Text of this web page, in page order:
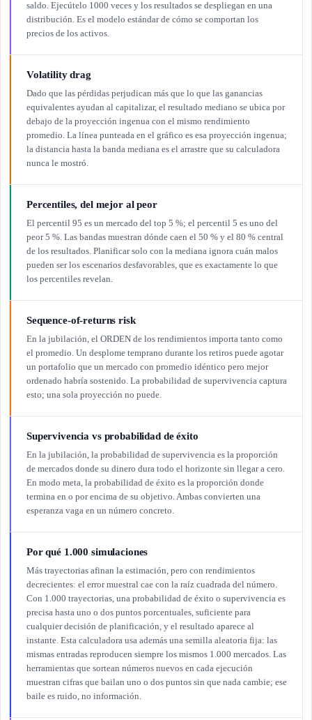
saldo. Ejecútelo 1000 veces y los resultados se despliegan en una
distribución. Es el modelo estándar de cómo se comportan los
precios de los activos.
Volatility drag
Dado que las pérdidas perjudican más que lo que las ganancias
equivalentes ayudan al capitalizar, el resultado mediano se ubica por
debajo de la proyección ingenua con el mismo rendimiento
promedio. La línea punteada en el gráfico es esa proyección ingenua;
la distancia hasta la banda mediana es el arrastre que su calculadora
nunca le mostró.
Percentiles, del mejor al peor
El percentil 95 es un mercado del top 5 %; el percentil 5 es uno del
peor 5 %. Las bandas muestran dónde caen el 50 % y el 80 % central
de los resultados. Planificar solo con la mediana ignora cuán malos
pueden ser los escenarios desfavorables, que es exactamente lo que
los percentiles revelan.
Sequence-of-returns risk
En la jubilación, el ORDEN de los rendimientos importa tanto como
el promedio. Un desplome temprano durante los retiros puede agotar
un portafolio que un mercado con promedio idéntico pero mejor
ordenado habría sostenido. La probabilidad de supervivencia captura
esto; una sola proyección no puede.
Supervivencia vs probabilidad de éxito
En la jubilación, la probabilidad de supervivencia es la proporción
de mercados donde su dinero dura todo el horizonte sin llegar a cero.
En modo meta, la probabilidad de éxito es la proporción donde
termina en o por encima de su objetivo. Ambas convierten una
esperanza vaga en un número concreto.
Por qué 1.000 simulaciones
Más trayectorias afinan la estimación, pero con rendimientos
decrecientes: el error muestral cae con la raíz cuadrada del número.
Con 1.000 trayectorias, una probabilidad de éxito o supervivencia es
precisa hasta uno o dos puntos porcentuales, suficiente para
cualquier decisión de planificación, y el resultado aparece al
instante. Esta calculadora usa además una semilla aleatoria fija: las
mismas entradas reproducen siempre los mismos 1.000 mercados. Las
herramientas que sortean números nuevos en cada ejecución
muestran cifras que bailan uno o dos puntos sin que nada cambie; ese
baile es ruido, no información.